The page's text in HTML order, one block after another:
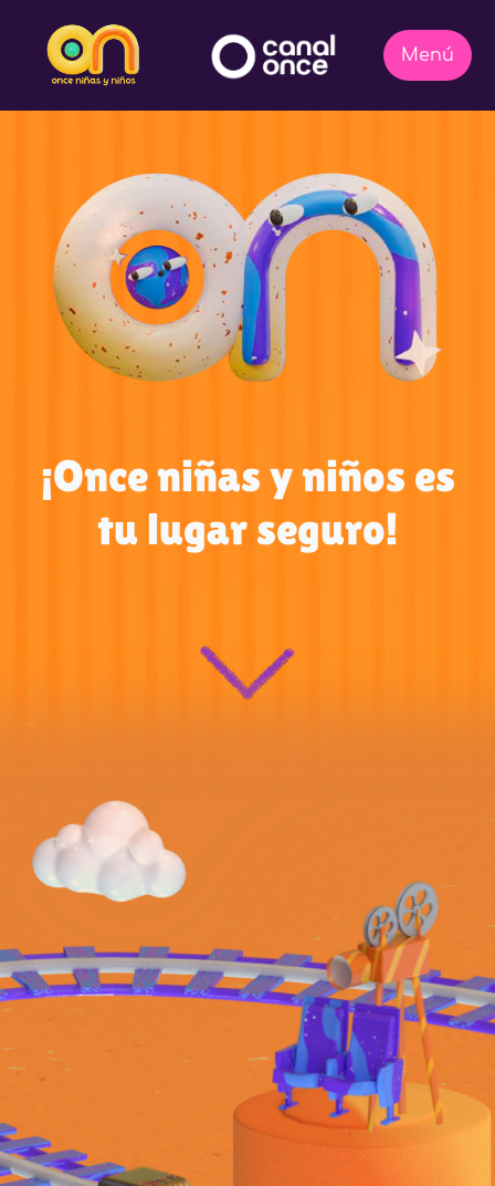
¡Once niñas y niños es
tu lugar seguro!